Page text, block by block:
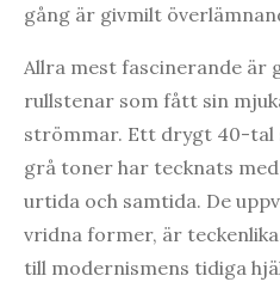
gång är givmilt
Allra mest fascinerande är
rullstenar som fått sin
strömmar. Ett drygt 40-tal
grå toner har tecknats
urtida och samtida. De
vridna former, är
till modernismens tidiga